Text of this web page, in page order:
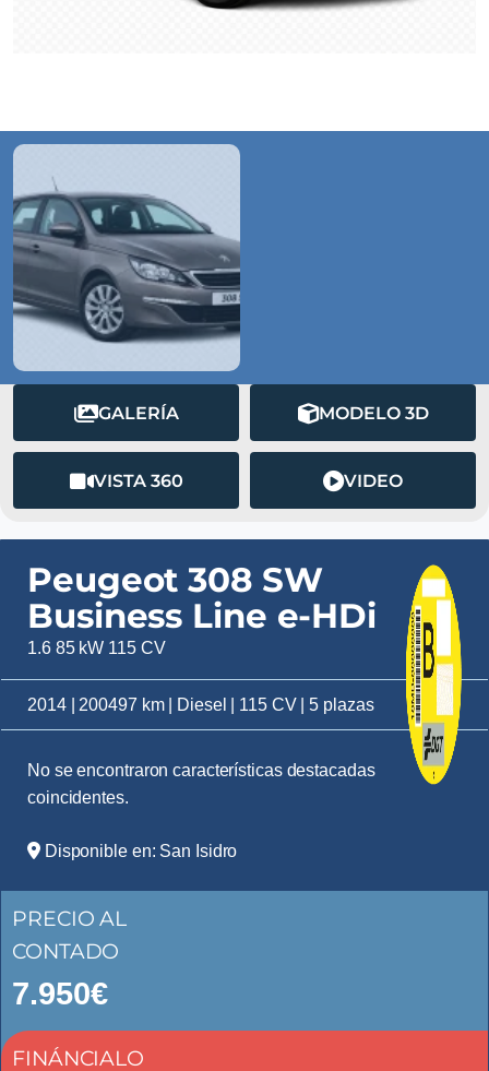
GALERÍA MODELO 3D
VISTA 360 VIDEO
Peugeot 308 SW
Business Line e-HDi
1.6 85 kW 115 CV
2014 | 200497 km | Diesel | 115 CV | 5 plazas
No se encontraron características destacadas
coincidentes.
Disponible en: San Isidro
PRECIO AL
CONTADO
7.950€
FINÁNCIALO